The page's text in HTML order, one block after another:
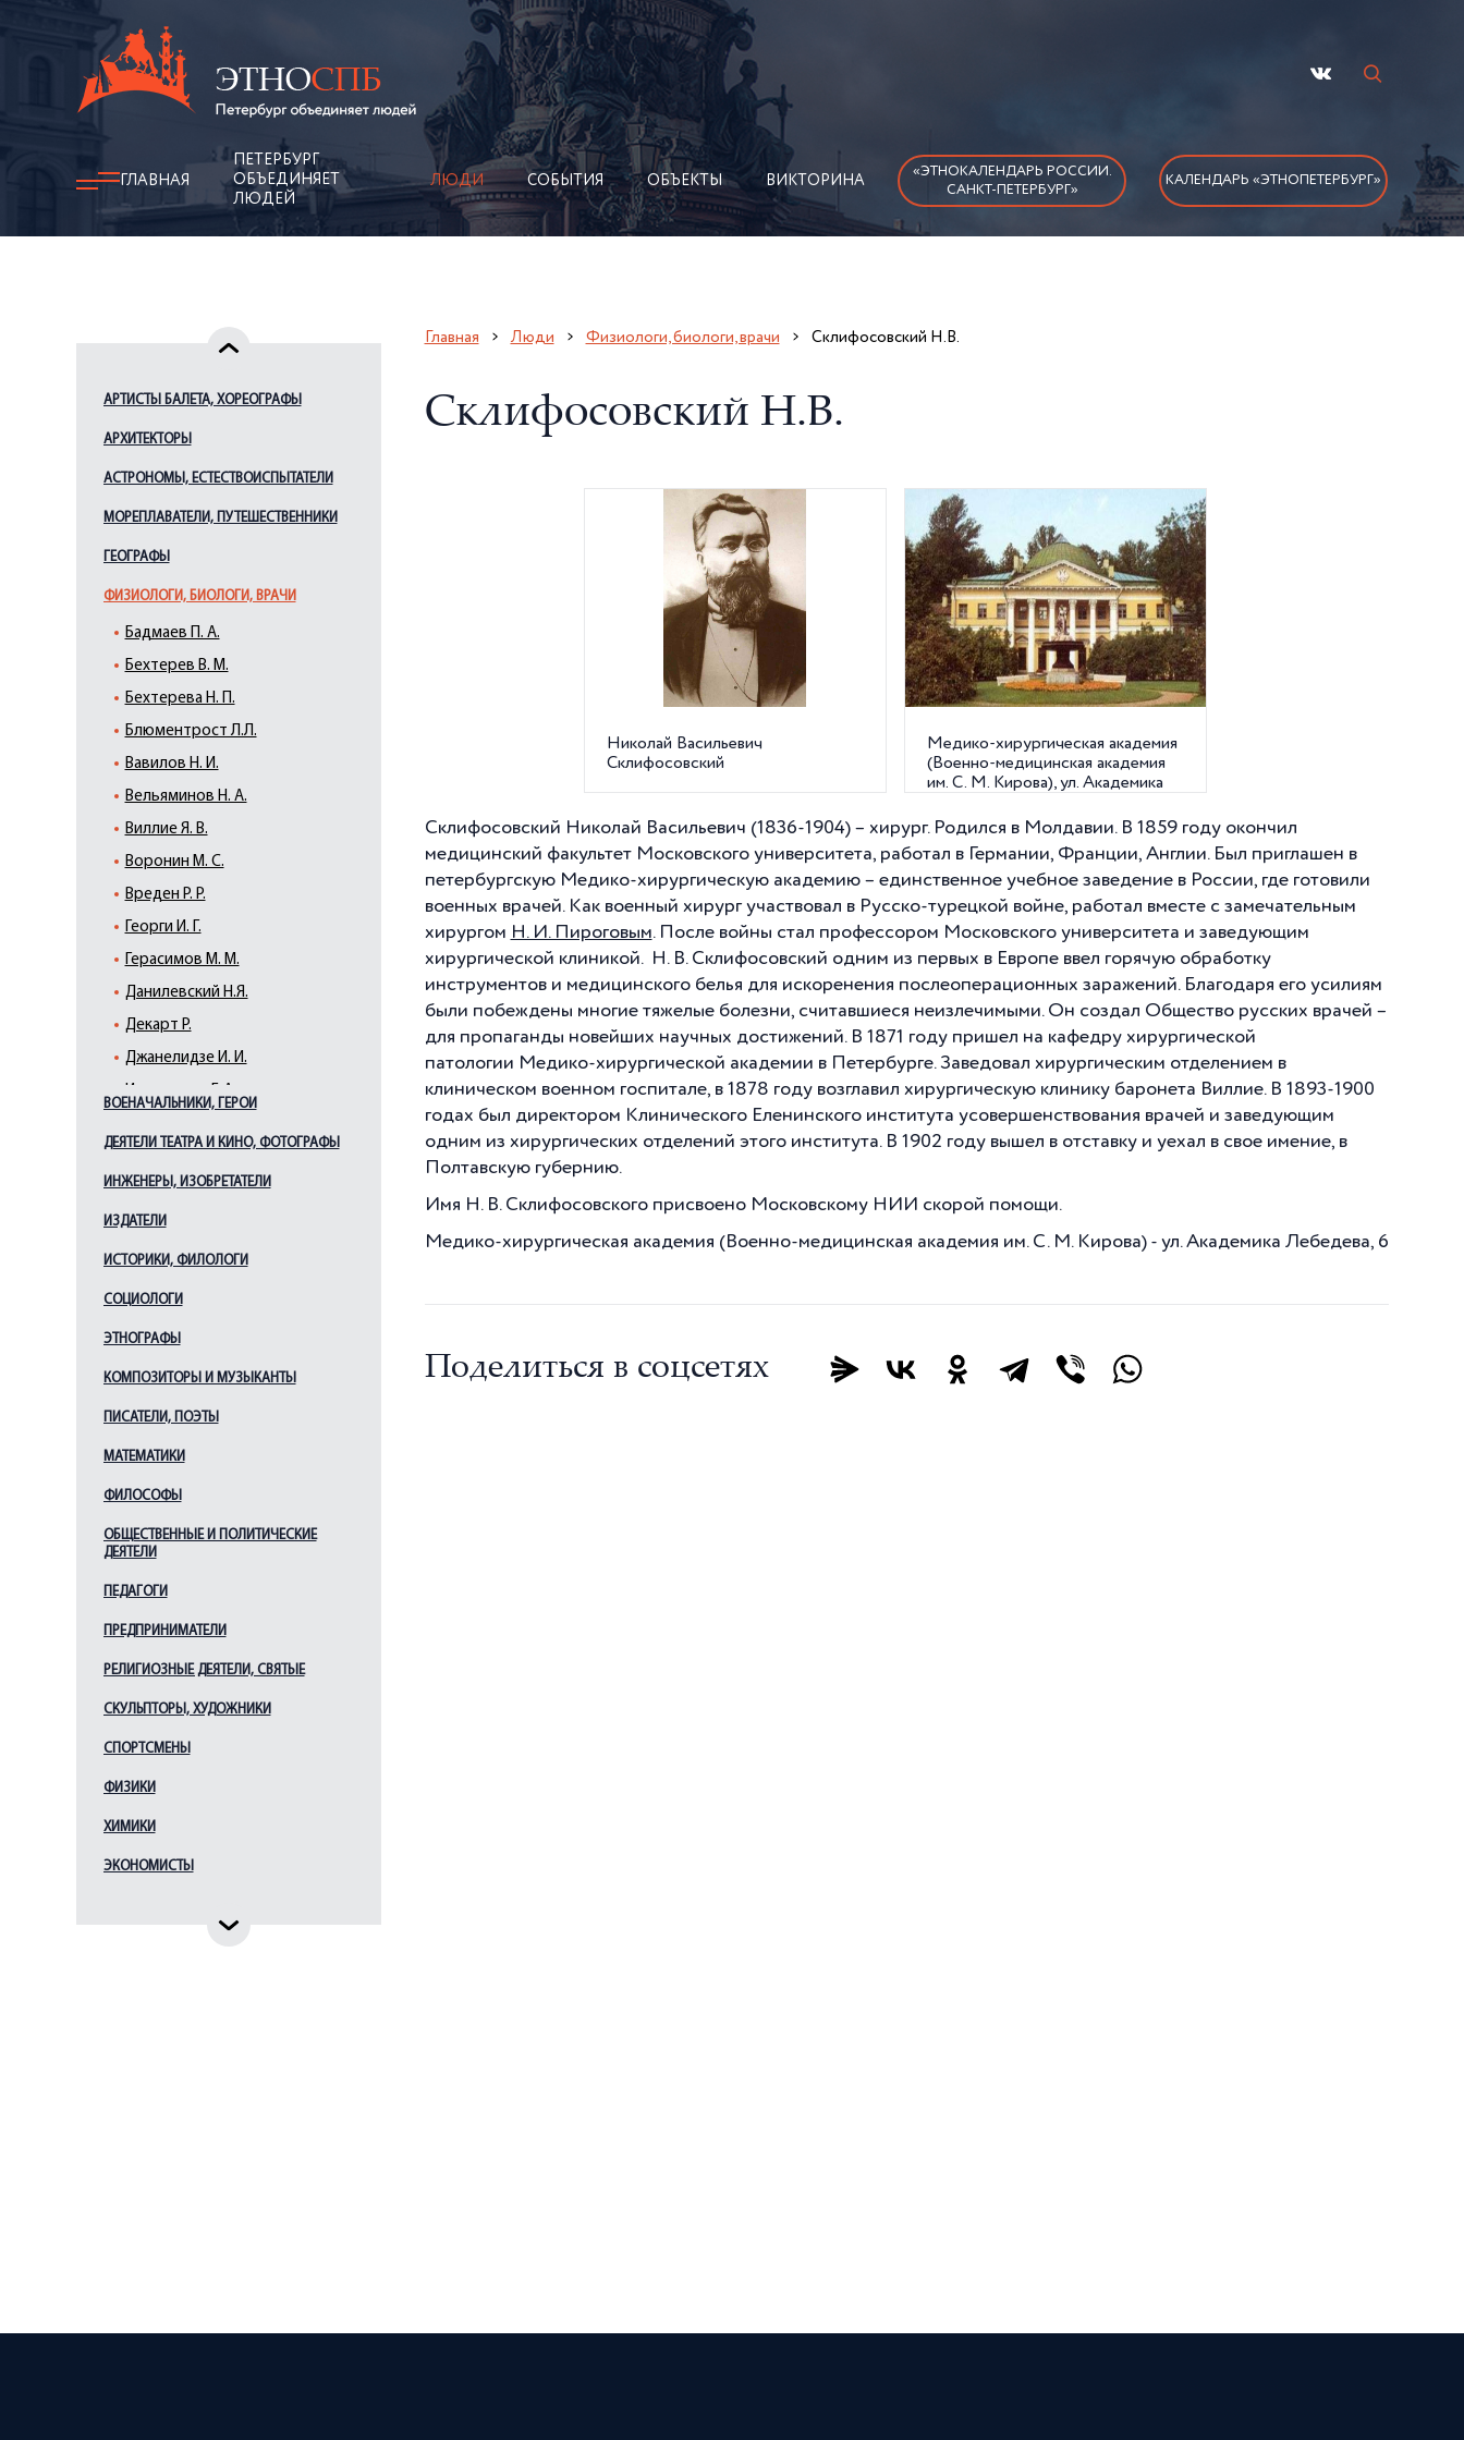
ГЛАВНАЯ
ПЕТЕРБУРГ
ОБЪЕДИНЯЕТ
ЛЮДЕЙ
ЛЮДИ СОБЫТИЯ ОБЪЕКТЫ ВИКТОРИНА
«ЭТНОКАЛЕНДАРЬ РОССИИ.
САНКТ-ПЕТЕРБУРГ»
КАЛЕНДАРЬ «ЭТНОПЕТЕРБУРГ»
АРТИСТЫ БАЛЕТА, ХОРЕОГРАФЫ
АРХИТЕКТОРЫ
АСТРОНОМЫ, ЕСТЕСТВОИСПЫТАТЕЛИ
МОРЕПЛАВАТЕЛИ, ПУТЕШЕСТВЕННИКИ
ГЕОГРАФЫ
ФИЗИОЛОГИ, БИОЛОГИ, ВРАЧИ
Бадмаев П. А.
Бехтерев В. М.
Бехтерева Н. П.
Блюментрост Л.Л.
Вавилов Н. И.
Вельяминов Н. А.
Виллие Я. В.
Воронин М. С.
Вреден Р. Р.
Георги И. Г.
Герасимов М. М.
Данилевский Н.Я.
Декарт Р.
Джанелидзе И. И.
Коротков Н. С.
Лесгафт П. Ф.
Лондон Е. С.
Павлов И. П.
Петров Н. Н.
Пирогов Н. И.
Регель Э. Л.
Сеченов И. М.
Тутаева А. И.
Ухтомский А.А.
Фребелиус В. И.
Шевкуненко В. Н.
ВОЕНАЧАЛЬНИКИ, ГЕРОИ
ДЕЯТЕЛИ ТЕАТРА И КИНО, ФОТОГРАФЫ
ИНЖЕНЕРЫ, ИЗОБРЕТАТЕЛИ
ИЗДАТЕЛИ
ИСТОРИКИ, ФИЛОЛОГИ
СОЦИОЛОГИ
ЭТНОГРАФЫ
КОМПОЗИТОРЫ И МУЗЫКАНТЫ
ПИСАТЕЛИ, ПОЭТЫ
МАТЕМАТИКИ
ФИЛОСОФЫ
ОБЩЕСТВЕННЫЕ И ПОЛИТИЧЕСКИЕ
ДЕЯТЕЛИ
ПЕДАГОГИ
ПРЕДПРИНИМАТЕЛИ
РЕЛИГИОЗНЫЕ ДЕЯТЕЛИ, СВЯТЫЕ
СКУЛЬПТОРЫ, ХУДОЖНИКИ
СПОРТСМЕНЫ
ФИЗИКИ
ХИМИКИ
ЭКОНОМИСТЫ
Главная Люди Физиологи, биологи, врачи Склифосовский Н.В.
Склифосовский Н.В.
Николай Васильевич
Склифосовский
Медико-хирургическая академия
(Военно-медицинская академия
им. С. М. Кирова), ул. Академика
Склифосовский Николай Васильевич (1836-1904) – хирург. Родился в Молдавии. В 1859 году окончил
медицинский факультет Московского университета, работал в Германии, Франции, Англии. Был приглашен в
петербургскую Медико-хирургическую академию – единственное учебное заведение в России, где готовили
военных врачей. Как военный хирург участвовал в Русско-турецкой войне, работал вместе с замечательным
хирургом Н. И. Пироговым. После войны стал профессором Московского университета и заведующим
хирургической клиникой. Н. В. Склифосовский одним из первых в Европе ввел горячую обработку
инструментов и медицинского белья для искоренения послеоперационных заражений. Благодаря его усилиям
были побеждены многие тяжелые болезни, считавшиеся неизлечимыми. Он создал Общество русских врачей –
для пропаганды новейших научных достижений. В 1871 году пришел на кафедру хирургической
патологии Медико-хирургической академии в Петербурге. Заведовал хирургическим отделением в
клиническом военном госпитале, в 1878 году возглавил хирургическую клинику баронета Виллие. В 1893-1900
годах был директором Клинического Еленинского института усовершенствования врачей и заведующим
одним из хирургических отделений этого института. В 1902 году вышел в отставку и уехал в свое имение, в
Полтавскую губернию.
Имя Н. В. Склифосовского присвоено Московскому НИИ скорой помощи.
Медико-хирургическая академия (Военно-медицинская академия им. С. М. Кирова) - ул. Академика Лебедева, 6
Поделиться в соцсетях